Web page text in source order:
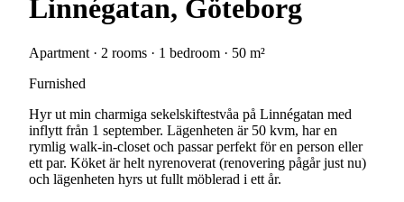
Linnégatan, Göteborg
Apartment · 2 rooms · 1 bedroom · 50 m²
Furnished
Hyr ut min charmiga sekelskiftestvåa på Linnégatan med
inflytt från 1 september. Lägenheten är 50 kvm, har en
rymlig walk-in-closet och passar perfekt för en person eller
ett par. Köket är helt nyrenoverat (renovering pågår just nu)
och lägenheten hyrs ut fullt möblerad i ett år.